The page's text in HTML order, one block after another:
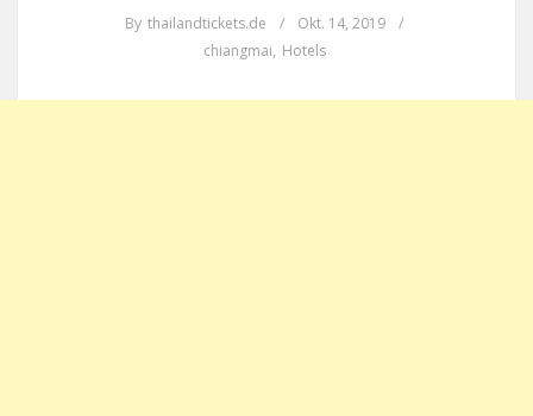
By thailandtickets.de / Okt. 14, 2019
/
chiangmai, Hotels